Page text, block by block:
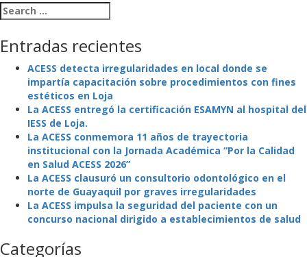
Search for:
Entradas recientes
ACESS detecta irregularidades en local donde se
impartía capacitación sobre procedimientos con fines
estéticos en Loja
La ACESS entregó la certificación ESAMYN al hospital del
IESS de Loja.
La ACESS conmemora 11 años de trayectoria
institucional con la Jornada Académica “Por la Calidad
en Salud ACESS 2026”
La ACESS clausuró un consultorio odontológico en el
norte de Guayaquil por graves irregularidades
La ACESS impulsa la seguridad del paciente con un
concurso nacional dirigido a establecimientos de salud
Categorías